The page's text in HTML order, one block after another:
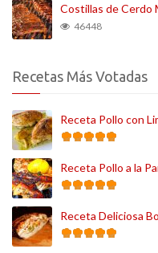
Costillas de Cerdo
46448
Recetas Más Votadas
Receta Pollo con
Receta Pollo a la
Receta Deliciosa